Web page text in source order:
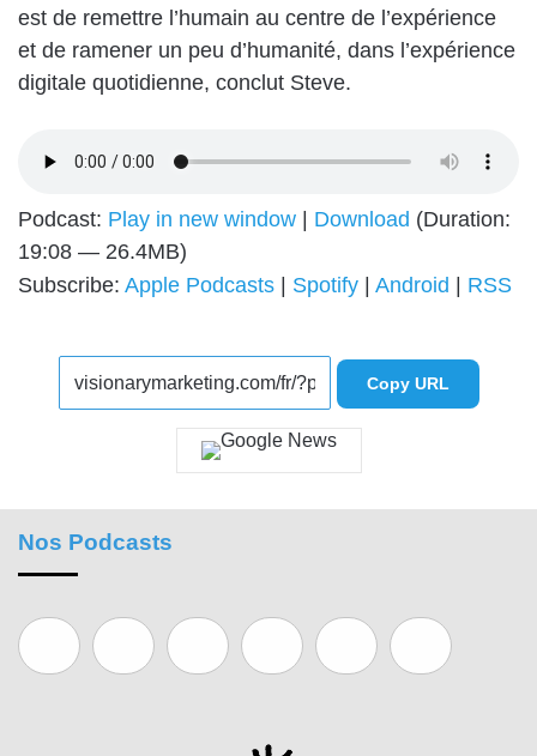
est de remettre l’humain au centre de l’expérience
et de ramener un peu d’humanité, dans l’expérience
digitale quotidienne, conclut Steve.
Podcast: Play in new window Download (Duration:
19:08 — 26.4MB)
Subscribe: Apple Podcasts Spotify Android RSS
Copy URL
Nos Podcasts